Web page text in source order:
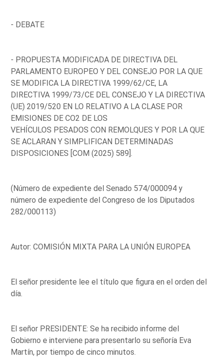
- DEBATE
- PROPUESTA MODIFICADA DE DIRECTIVA DEL
PARLAMENTO EUROPEO Y DEL CONSEJO POR LA QUE
SE MODIFICA LA DIRECTIVA 1999/62/CE, LA
DIRECTIVA 1999/73/CE DEL CONSEJO Y LA DIRECTIVA
(UE) 2019/520 EN LO RELATIVO A LA CLASE POR
EMISIONES DE CO2 DE LOS
VEHÍCULOS PESADOS CON REMOLQUES Y POR LA QUE
SE ACLARAN Y SIMPLIFICAN DETERMINADAS
DISPOSICIONES [COM (2025) 589].
(Número de expediente del Senado 574/000094 y
número de expediente del Congreso de los Diputados
282/000113)
Autor: COMISIÓN MIXTA PARA LA UNIÓN EUROPEA
El señor presidente lee el título que figura en el orden del
día.
El señor PRESIDENTE: Se ha recibido informe del
Gobierno e interviene para presentarlo su señoría Eva
Martín, por tiempo de cinco minutos.